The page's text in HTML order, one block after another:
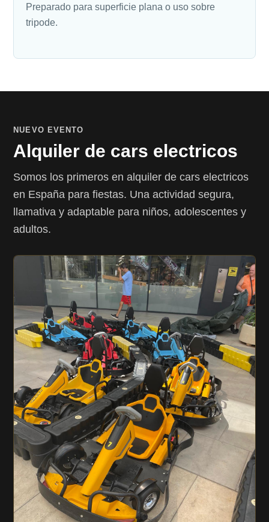
Preparado para superficie plana o uso sobre
tripode.
NUEVO EVENTO
Alquiler de cars electricos
Somos los primeros en alquiler de cars electricos
en España para fiestas. Una actividad segura,
llamativa y adaptable para niños, adolescentes y
adultos.